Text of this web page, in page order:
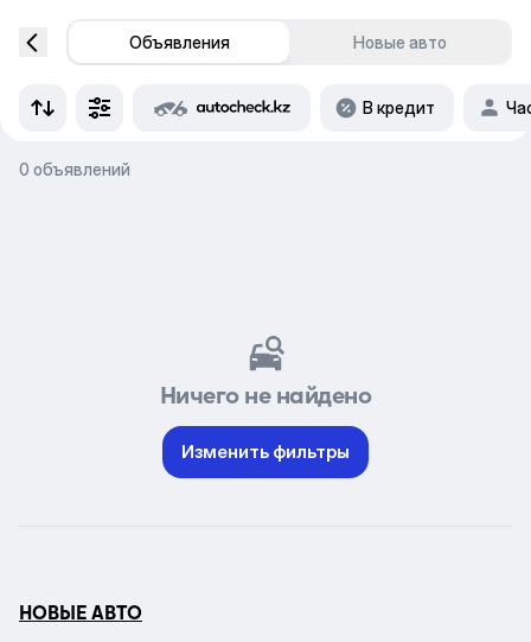
Объявления Новые авто
В кредит
0 объявлений
Ничего не найдено
Изменить фильтры
НОВЫЕ АВТО